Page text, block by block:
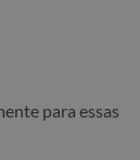
para essas